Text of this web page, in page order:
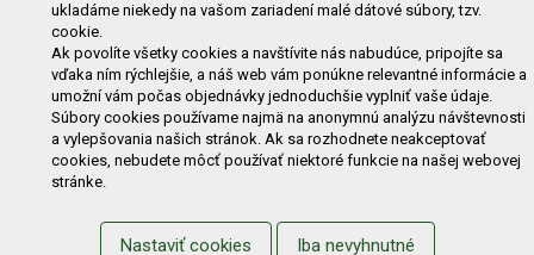
Zľavy
Novinky Predávané značky
Bazár
Výzvy pre obce a firmy
NAKUPOVANIE
Obchodné podmienky
Cenník prepravy
Reklamačný poriadok
Odstúpenie od kúpy
Protokol na odstúpenie od kúpy
ukladáme niekedy na vašom zariadení malé dátové súbory, tzv.
cookie.
Ak povolíte všetky cookies a navštívite nás nabudúce, pripojíte sa
vďaka ním rýchlejšie, a náš web vám ponúkne relevantné informácie a
umožní vám počas objednávky jednoduchšie vyplniť vaše údaje.
Súbory cookies používame najmä na anonymnú analýzu návštevnosti
a vylepšovania našich stránok. Ak sa rozhodnete neakceptovať
cookies, nebudete môcť používať niektoré funkcie na našej webovej
stránke.
Nastaviť cookies Iba nevyhnutné